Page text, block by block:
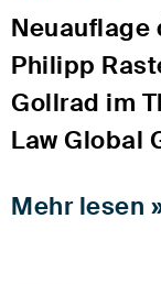
Neuauflage
Philipp
Gollrad im
Law Global
Mehr lesen